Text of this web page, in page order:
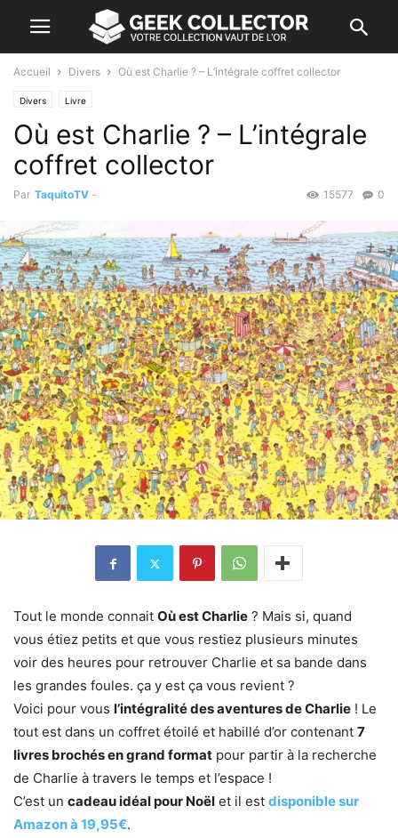
Accueil Divers Où est Charlie ? – L’intégrale coffret collector
Divers Livre
Où est Charlie ? – L’intégrale
coffret collector
Par TaquitoTV - 0
15577
Tout le monde connait Où est Charlie ? Mais si, quand
vous étiez petits et que vous restiez plusieurs minutes
voir des heures pour retrouver Charlie et sa bande dans
les grandes foules. ça y est ça vous revient ?
Voici pour vous l’intégralité des aventures de Charlie ! Le
tout est dans un coffret étoilé et habillé d’or contenant 7
livres brochés en grand format pour partir à la recherche
de Charlie à travers le temps et l’espace !
C’est un cadeau idéal pour Noël et il est disponible sur
Amazon à 19,95€.